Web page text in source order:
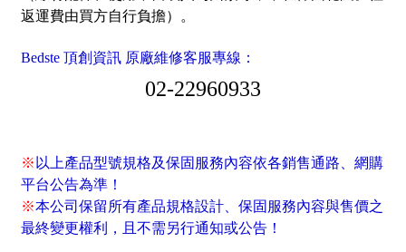
返運費由買方自行負擔）。
Bedste 頂創資訊 原廠維修客服專線：
02-22960933
※ 以上產品型號規格及保固服務內容依各銷售通路、網購
平台公告為準！
※本公司保留所有產品規格設計、保固服務內容與售價之
最終變更權利，且不需另行通知或公告！